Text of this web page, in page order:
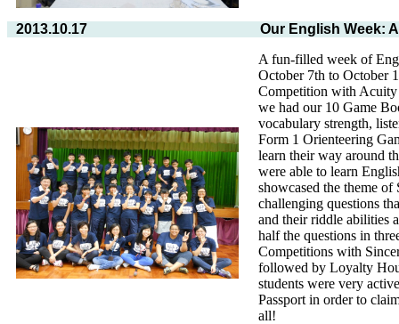
2013.10.17
Our English Week:
A fun-filled week of
October 7th to October
Competition with
we had our 10 Game
vocabulary strength,
Form 1 Orienteering
learn their way around
were able to learn
showcased the theme
challenging questions
and their riddle abilities
half the questions in
Competitions with
followed by Loyalty
students were very
Passport in order to
all!